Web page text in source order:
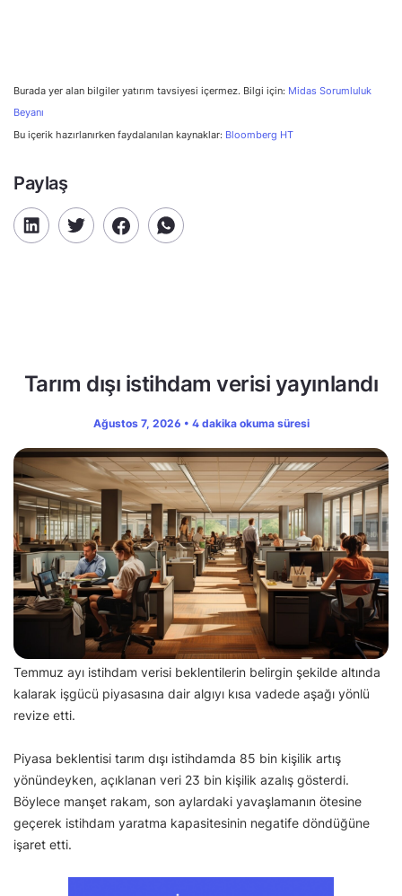
Burada yer alan bilgiler yatırım tavsiyesi içermez. Bilgi için: Midas Sorumluluk
Beyanı
Bu içerik hazırlanırken faydalanılan kaynaklar: Bloomberg HT
Paylaş
Tarım dışı istihdam verisi yayınlandı
Ağustos 7, 2026 • 4 dakika okuma süresi
Temmuz ayı istihdam verisi beklentilerin belirgin şekilde altında
kalarak işgücü piyasasına dair algıyı kısa vadede aşağı yönlü
revize etti.
Piyasa beklentisi tarım dışı istihdamda 85 bin kişilik artış
yönündeyken, açıklanan veri 23 bin kişilik azalış gösterdi.
Böylece manşet rakam, son aylardaki yavaşlamanın ötesine
geçerek istihdam yaratma kapasitesinin negatife döndüğüne
işaret etti.